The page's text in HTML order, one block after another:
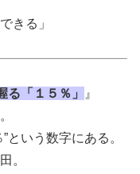
きる」
る「１５％」
』
という数字にある。
。